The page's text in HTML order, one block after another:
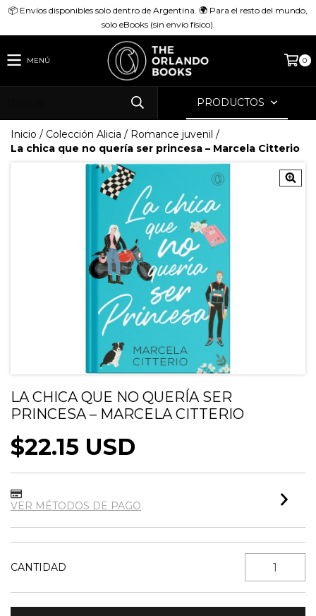
📦 Envíos disponibles solo dentro de Argentina. 🌍 Para el resto del mundo,
solo eBooks (sin envío físico).
MENÚ 0
PRODUCTOS
Inicio / Colección Alicia / Romance juvenil /
La chica que no quería ser princesa – Marcela Citterio
LA CHICA QUE NO QUERÍA SER
PRINCESA – MARCELA CITTERIO
$22.15 USD
VER MÉTODOS DE PAGO
CANTIDAD